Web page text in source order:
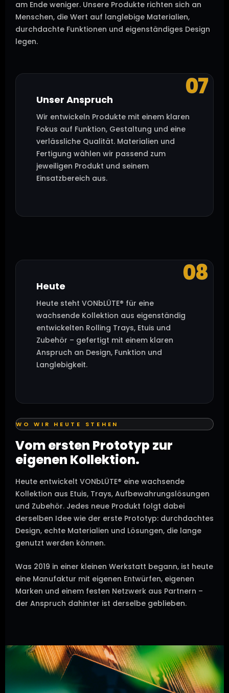
am Ende weniger. Unsere Produkte richten sich an
Menschen, die Wert auf langlebige Materialien,
durchdachte Funktionen und eigenständiges Design
legen.
07
Unser Anspruch
Wir entwickeln Produkte mit einem klaren
Fokus auf Funktion, Gestaltung und eine
verlässliche Qualität. Materialien und
Fertigung wählen wir passend zum
jeweiligen Produkt und seinem
Einsatzbereich aus.
08
Heute
Heute steht VONbLÜTE® für eine
wachsende Kollektion aus eigenständig
entwickelten Rolling Trays, Etuis und
Zubehör – gefertigt mit einem klaren
Anspruch an Design, Funktion und
Langlebigkeit.
WO WIR HEUTE STEHEN
Vom ersten Prototyp zur
eigenen Kollektion.
Heute entwickelt VONbLÜTE® eine wachsende
Kollektion aus Etuis, Trays, Aufbewahrungslösungen
und Zubehör. Jedes neue Produkt folgt dabei
derselben Idee wie der erste Prototyp: durchdachtes
Design, echte Materialien und Lösungen, die lange
genutzt werden können.
Was 2019 in einer kleinen Werkstatt begann, ist heute
eine Manufaktur mit eigenen Entwürfen, eigenen
Marken und einem festen Netzwerk aus Partnern –
der Anspruch dahinter ist derselbe geblieben.